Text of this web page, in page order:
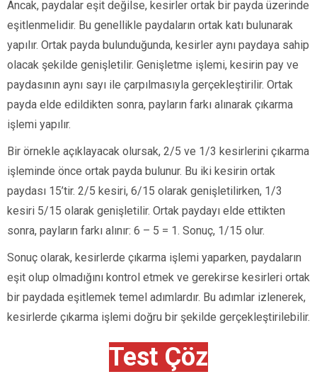
Ancak, paydalar eşit değilse, kesirler ortak bir payda üzerinde
eşitlenmelidir. Bu genellikle paydaların ortak katı bulunarak
yapılır. Ortak payda bulunduğunda, kesirler aynı paydaya sahip
olacak şekilde genişletilir. Genişletme işlemi, kesirin pay ve
paydasının aynı sayı ile çarpılmasıyla gerçekleştirilir. Ortak
payda elde edildikten sonra, payların farkı alınarak çıkarma
işlemi yapılır.
Bir örnekle açıklayacak olursak, 2/5 ve 1/3 kesirlerini çıkarma
işleminde önce ortak payda bulunur. Bu iki kesirin ortak
paydası 15’tir. 2/5 kesiri, 6/15 olarak genişletilirken, 1/3
kesiri 5/15 olarak genişletilir. Ortak paydayı elde ettikten
sonra, payların farkı alınır: 6 – 5 = 1. Sonuç, 1/15 olur.
Sonuç olarak, kesirlerde çıkarma işlemi yaparken, paydaların
eşit olup olmadığını kontrol etmek ve gerekirse kesirleri ortak
bir paydada eşitlemek temel adımlardır. Bu adımlar izlenerek,
kesirlerde çıkarma işlemi doğru bir şekilde gerçekleştirilebilir.
Test Çöz